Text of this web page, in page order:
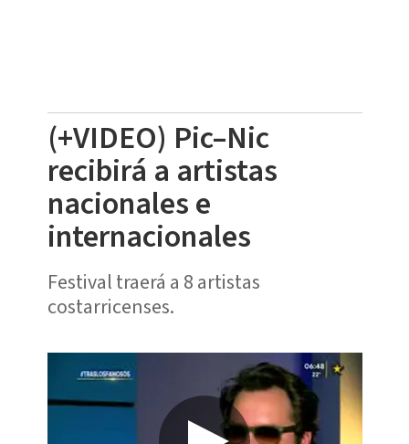
(+VIDEO) Pic–Nic
recibirá a artistas
nacionales e
internacionales
Festival traerá a 8 artistas
costarricenses.